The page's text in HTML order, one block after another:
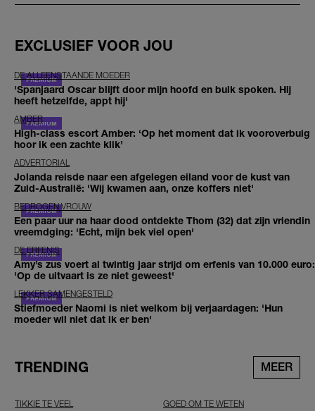
EXCLUSIEF VOOR JOU
DE ALLEENSTAANDE MOEDER
'Spanjaard Oscar blijft door mijn hoofd en buik spoken. Hij
heeft hetzelfde, appt hij'
AMBER
High-class escort Amber: ‘Op het moment dat ik vooroverbuig
hoor ik een zachte klik’
ADVERTORIAL
Jolanda reisde naar een afgelegen eiland voor de kust van
Zuid-Australië: 'Wij kwamen aan, onze koffers niet'
BEDROGEN VROUW
Een paar uur na haar dood ontdekte Thom (32) dat zijn vriendin
vreemdging: 'Echt, mijn bek viel open'
DE ERFENIS
Amy’s zus voert al twintig jaar strijd om erfenis van 10.000 euro:
'Op de uitvaart is ze niet geweest'
LEKKER SAMENGESTELD
Stiefmoeder Naomi is niet welkom bij verjaardagen: 'Hun
moeder wil niet dat ik er ben'
TRENDING MEER
TIKKIE TE VEEL GOED OM TE WETEN